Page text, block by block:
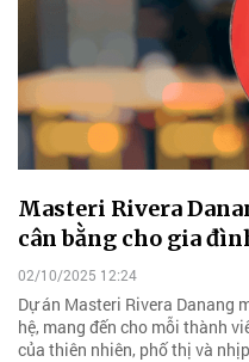
Masteri Rivera
cân bằng cho gia
02/10/2025 12:24
Dự án Masteri Rivera Danang
hệ, mang đến cho mỗi thành
của thiên nhiên, phố thị và